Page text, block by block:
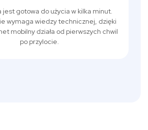
jest gotowa do użycia w kilka minut.
wymaga wiedzy technicznej, dzięki
mobilny działa od pierwszych chwil
po przylocie.